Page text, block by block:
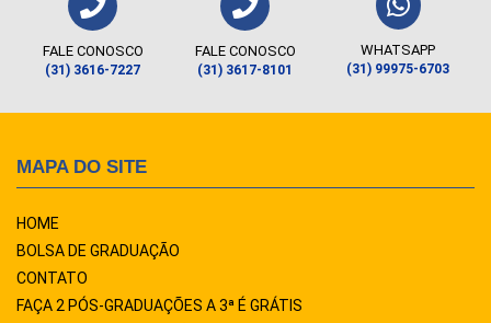
FALE CONOSCO
(31) 3616-7227
FALE CONOSCO
(31) 3617-8101
WHATSAPP
(31) 99975-6703
MAPA DO SITE
HOME
BOLSA DE GRADUAÇÃO
CONTATO
FAÇA 2 PÓS-GRADUAÇÕES A 3ª É GRÁTIS